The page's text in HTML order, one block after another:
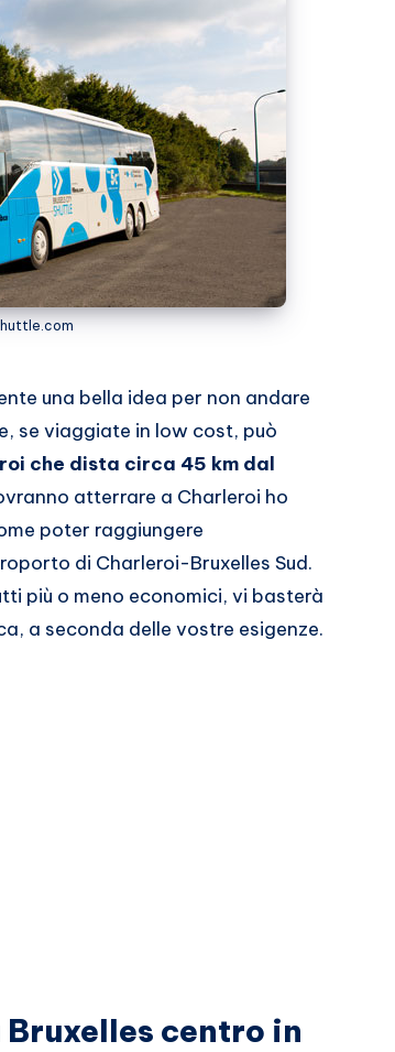
una bella idea per non andare
se viaggiate in low cost, può
che dista circa 45 km dal
atterrare a Charleroi ho
poter raggiungere
di Charleroi-Bruxelles Sud.
più o meno economici, vi basterà
a seconda delle vostre esigenze.
centro in